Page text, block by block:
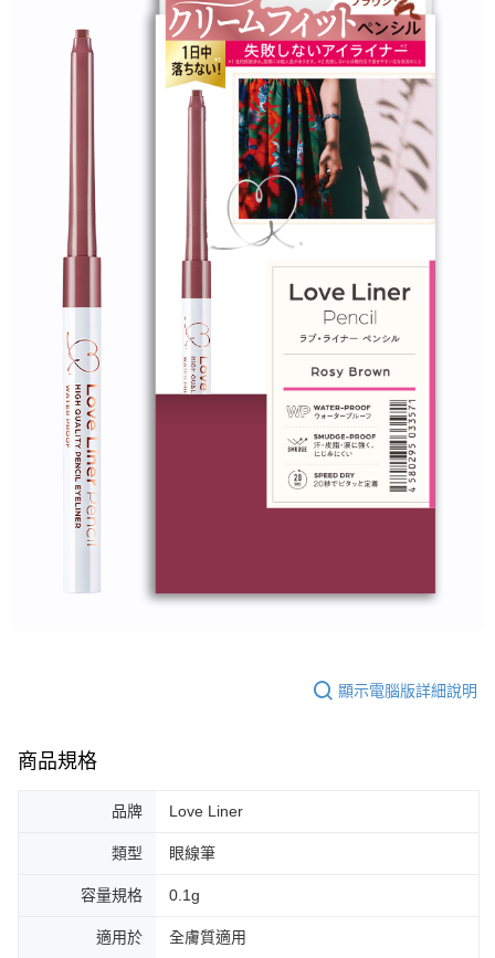
顯示電腦版詳細說明
商品規格
品牌 Love Liner
類型 眼線筆
容量規格 0.1g
適用於 全膚質適用